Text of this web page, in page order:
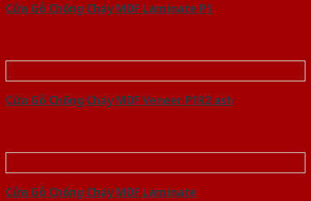
Cửa Gỗ Chống Cháy MDF Laminate P1
Cửa Gỗ Chống Cháy MDF Veneer P1R2 ash
Cửa Gỗ Chống Cháy MDF Laminate